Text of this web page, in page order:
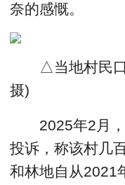
奈的感慨。
△当地村民
摄)
2025年2月
投诉，称该村几
和林地自从2021